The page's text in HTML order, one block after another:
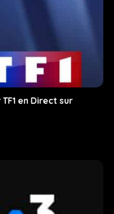
en Direct sur